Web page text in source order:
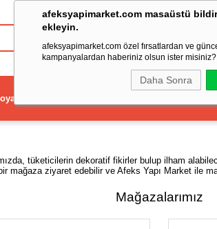
afeksyapimarket.com masaüstü
ekleyin.
afeksyapimarket.com özel fırsatlardan ve
kampanyalardan haberiniz olsun ister misiniz?
Daha Sonra
tüketicilerin dekoratif fikirler bulup ilham
mağaza ziyaret edebilir ve Afeks Yapı Market ile
Mağazalarımız